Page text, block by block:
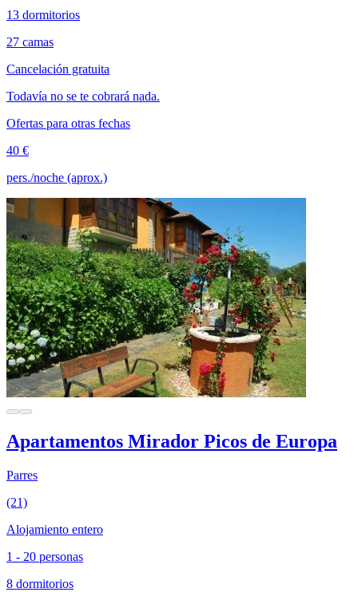
13 dormitorios
27 camas
Cancelación gratuita
Todavía no se te cobrará nada.
Ofertas para otras fechas
40 €
pers./noche (aprox.)
Apartamentos Mirador Picos de Europa
Parres
(21)
Alojamiento entero
1 - 20 personas
8 dormitorios